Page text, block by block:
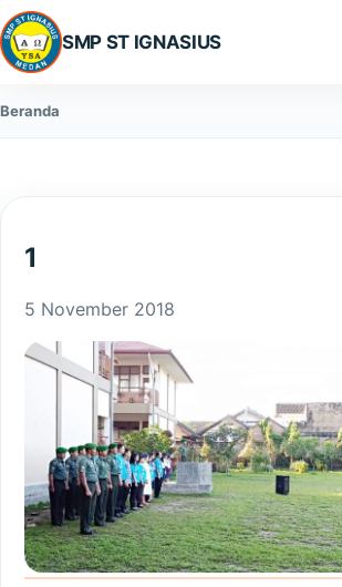
SMP ST IGNASIUS
Beranda
1
5 November 2018